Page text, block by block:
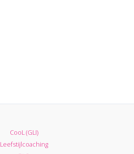
CooL (GLI)
Leefstijlcoaching